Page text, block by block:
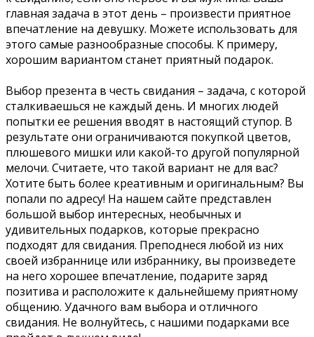
главная задача в этот день – произвести приятное
впечатление на девушку. Можете использовать для
этого самые разнообразные способы. К примеру,
хорошим вариантом станет приятный подарок.
Выбор презента в честь свидания – задача, с которой
сталкиваешься не каждый день. И многих людей
попытки ее решения вводят в настоящий ступор. В
результате они ограничиваются покупкой цветов,
плюшевого мишки или какой-то другой популярной
мелочи. Считаете, что такой вариант не для вас?
Хотите быть более креативным и оригинальным? Вы
попали по адресу! На нашем сайте представлен
большой выбор интересных, необычных и
удивительных подарков, которые прекрасно
подходят для свидания. Преподнеся любой из них
своей избраннице или избраннику, вы произведете
на него хорошее впечатление, подарите заряд
позитива и расположите к дальнейшему приятному
общению. Удачного вам выбора и отличного
свидания. Не волнуйтесь, с нашими подарками все